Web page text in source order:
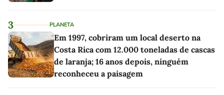
3 PLANETA
Em 1997, cobriram um local deserto na
Costa Rica com 12.000 toneladas de cascas
de laranja; 16 anos depois, ninguém
reconheceu a paisagem